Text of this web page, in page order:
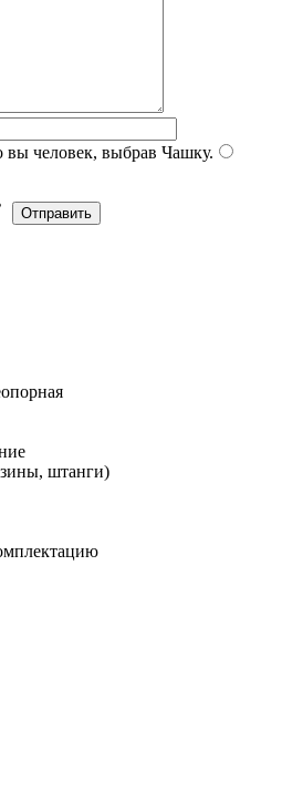
вы человек, выбрав Чашку.
штанги)